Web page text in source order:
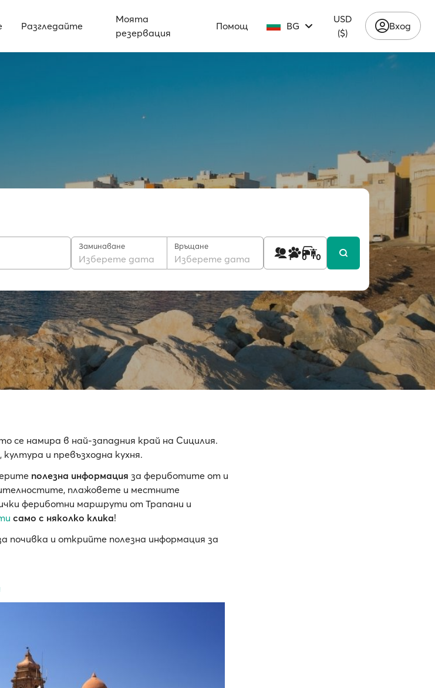
Разгледайте
Моята
резервация
Помощ BG
USD
($)
Вход
Заминаване
Изберете дата
Връщане
Изберете дата 1 0 0
се намира в най-западния край на Сицилия.
и превъзходна кухня.
полезна информация за фериботите от и
плажовете и местните
фериботни маршрути от Трапани и
само с няколко клика!
почивка и открийте полезна информация за